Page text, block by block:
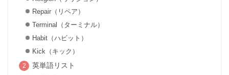
Repair（リペア）
Terminal（ターミナル）
Habit（ハビット）
Kick（キック）
英単語リスト